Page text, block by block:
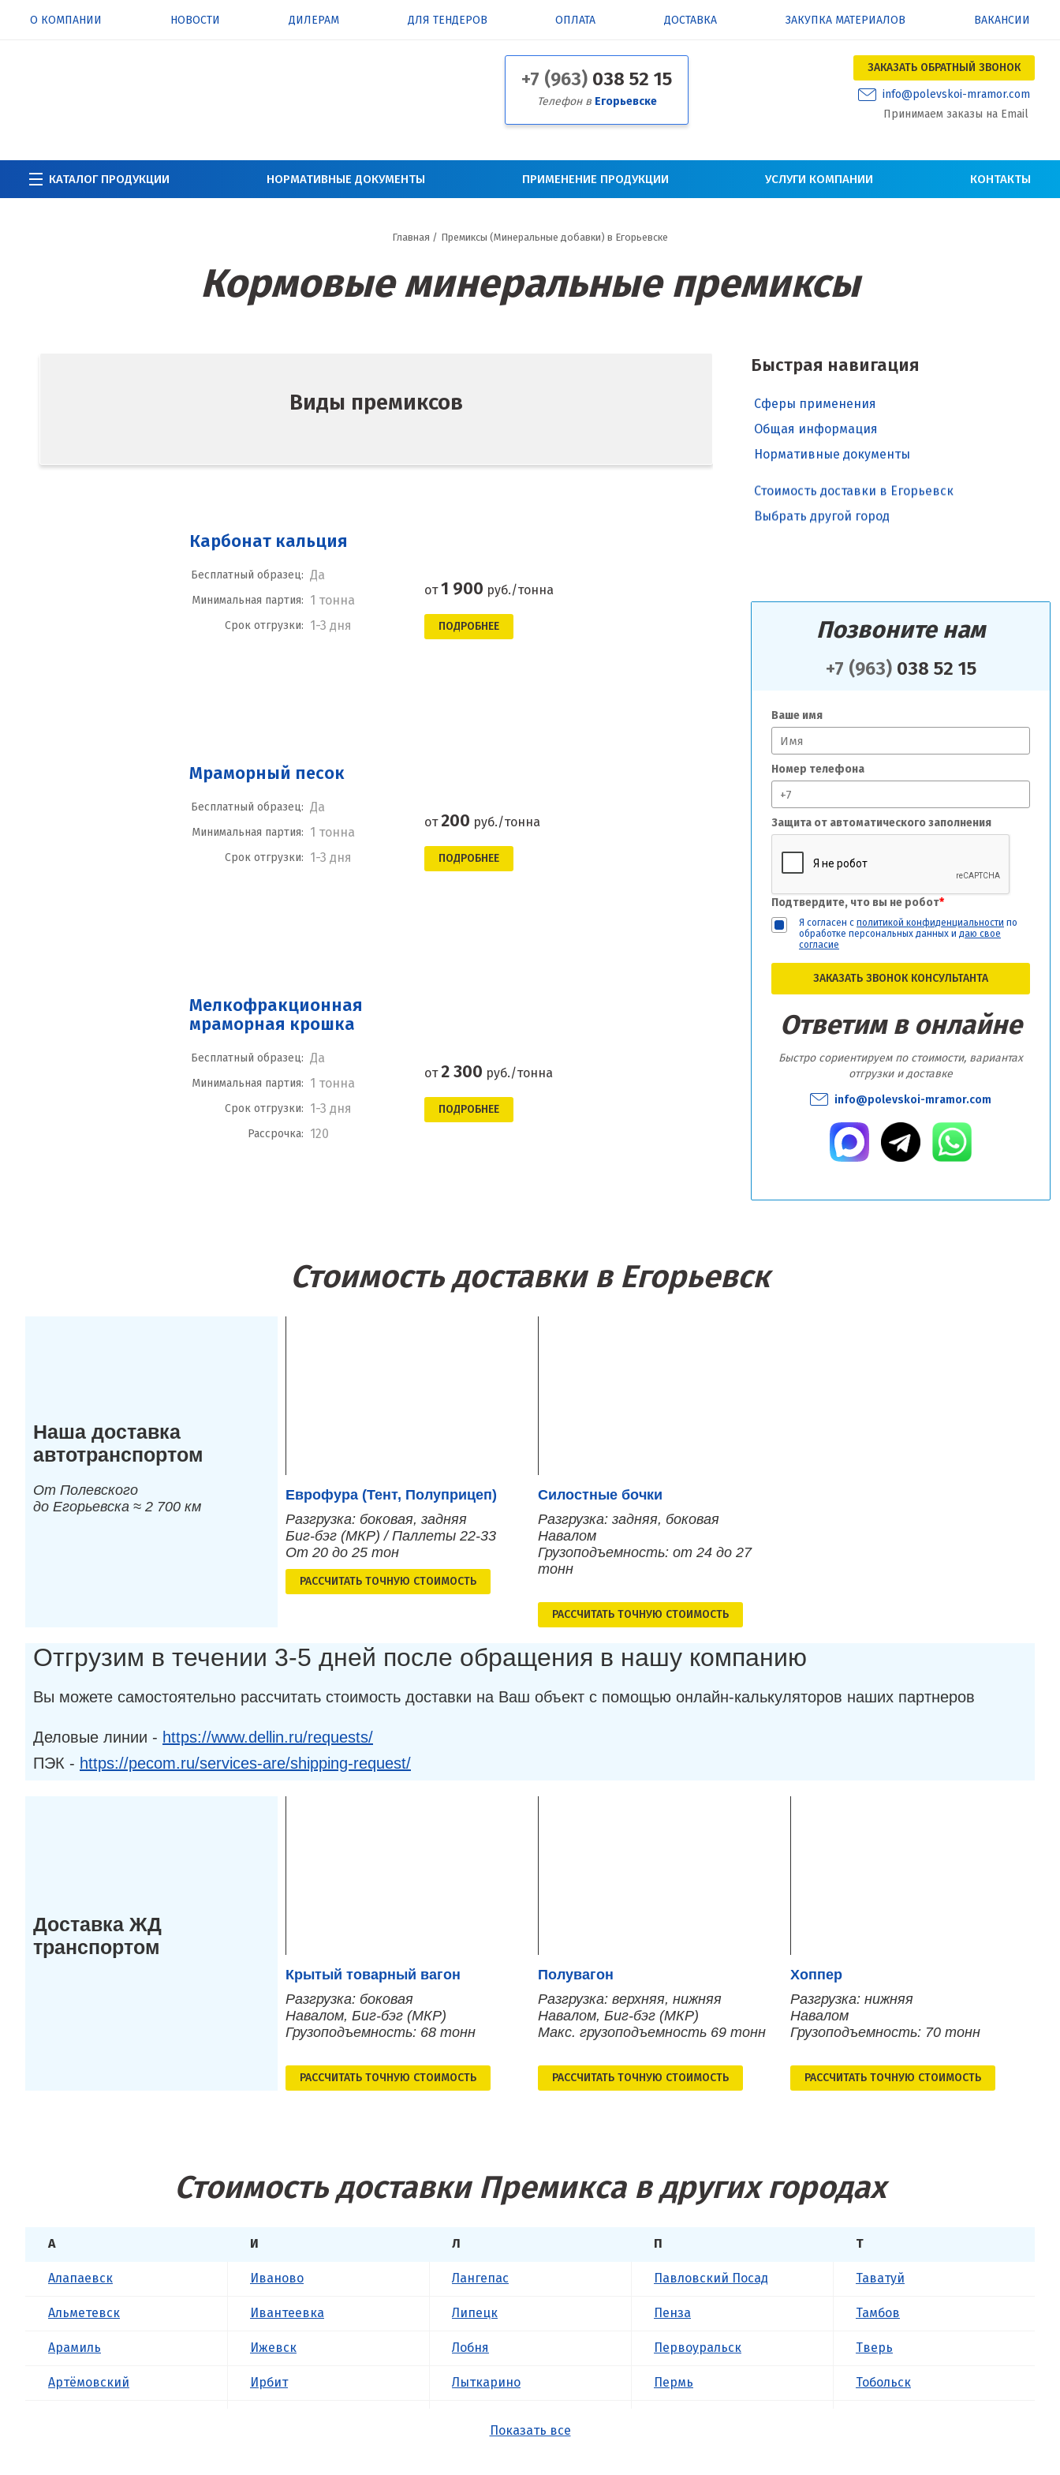
О КОМПАНИИ НОВОСТИ ДИЛЕРАМ ДЛЯ ТЕНДЕРОВ ОПЛАТА ДОСТАВКА ЗАКУПКА МАТЕРИАЛОВ ВАКАНСИИ
+7 (963) 038 52 15
Телефон в Егорьевске
ЗАКАЗАТЬ ОБРАТНЫЙ ЗВОНОК
info@polevskoi-mramor.com
Принимаем заказы на Email
КАТАЛОГ ПРОДУКЦИИ НОРМАТИВНЫЕ ДОКУМЕНТЫ ПРИМЕНЕНИЕ ПРОДУКЦИИ УСЛУГИ КОМПАНИИ КОНТАКТЫ
Главная / Премиксы (Минеральные добавки) в Егорьевске
Кормовые минеральные премиксы
Быстрая навигация
Сферы применения
Общая информация
Нормативные документы
Позвоните нам
+7 (963)038 52 15
Ваше имя
Номер телефона
Защита от автоматического заполнения
Подтвердите, что вы не робот*
Я согласен с политикой конфиденциальности по
обработке персональных данных и даю свое
согласие
ЗАКАЗАТЬ ЗВОНОК КОНСУЛЬТАНТА
Ответим в онлайне
Быстро сориентируем по стоимости, вариантах
отгрузки и доставке
info@polevskoi-mramor.com
Виды премиксов
Карбонат кальция
Бесплатный образец: Да
Минимальная партия: 1 тонна
Срок отгрузки: 1-3 дня
от1 900 руб./тонна
ПОДРОБНЕЕ
Мраморный песок
Бесплатный образец: Да
Минимальная партия: 1 тонна
Срок отгрузки: 1-3 дня
от200 руб./тонна
ПОДРОБНЕЕ
Мелкофракционная
мраморная крошка
Бесплатный образец: Да
Минимальная партия: 1 тонна
Срок отгрузки: 1-3 дня
Рассрочка: 120
от2 300 руб./тонна
ПОДРОБНЕЕ
Стоимость доставки в Егорьевск
Наша доставка
автотранспортом
От Полевского
до Егорьевска ≈ 2 700 км
Еврофура (Тент, Полуприцеп)
Разгрузка: боковая, задняя
Биг-бэг (МКР) / Паллеты 22-33
От 20 до 25 тон
РАСCЧИТАТЬ ТОЧНУЮ СТОИМОСТЬ
Силостные бочки
Разгрузка: задняя, боковая
Навалом
Грузоподъемность: от 24 до 27
тонн
РАСCЧИТАТЬ ТОЧНУЮ СТОИМОСТЬ
Отгрузим в течении 3-5 дней после обращения в нашу компанию
Вы можете самостоятельно рассчитать стоимость доставки на Ваш объект с помощью онлайн-калькуляторов наших партнеров
Деловые линии - https://www.dellin.ru/requests/
ПЭК - https://pecom.ru/services-are/shipping-request/
Доставка ЖД
транспортом
Крытый товарный вагон
Разгрузка: боковая
Навалом, Биг-бэг (МКР)
Грузоподъемность: 68 тонн
РАСCЧИТАТЬ ТОЧНУЮ СТОИМОСТЬ
Полувагон
Разгрузка: верхняя, нижняя
Навалом, Биг-бэг (МКР)
Макс. грузоподъемность 69 тонн
РАСCЧИТАТЬ ТОЧНУЮ СТОИМОСТЬ
Хоппер
Разгрузка: нижняя
Навалом
Грузоподъемность: 70 тонн
РАСCЧИТАТЬ ТОЧНУЮ СТОИМОСТЬ
Стоимость доставки Премикса в других городах
А
Алапаевск
Альметевск
Арамиль
Артёмовский
И
Иваново
Ивантеевка
Ижевск
Ирбит
Л
Лангепас
Липецк
Лобня
Лыткарино
П
Павловский Посад
Пенза
Первоуральск
Пермь
Т
Таватуй
Тамбов
Тверь
Тобольск
Показать все